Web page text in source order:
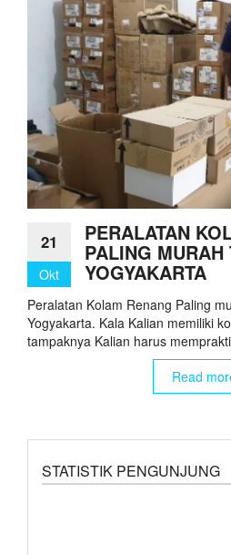
21
Okt
PERALATAN
PALING MURAH
YOGYAKARTA
Peralatan Kolam Renang Paling
Yogyakarta. Kala Kalian memiliki
tampaknya Kalian harus
Read
STATISTIK PENGUNJUNG